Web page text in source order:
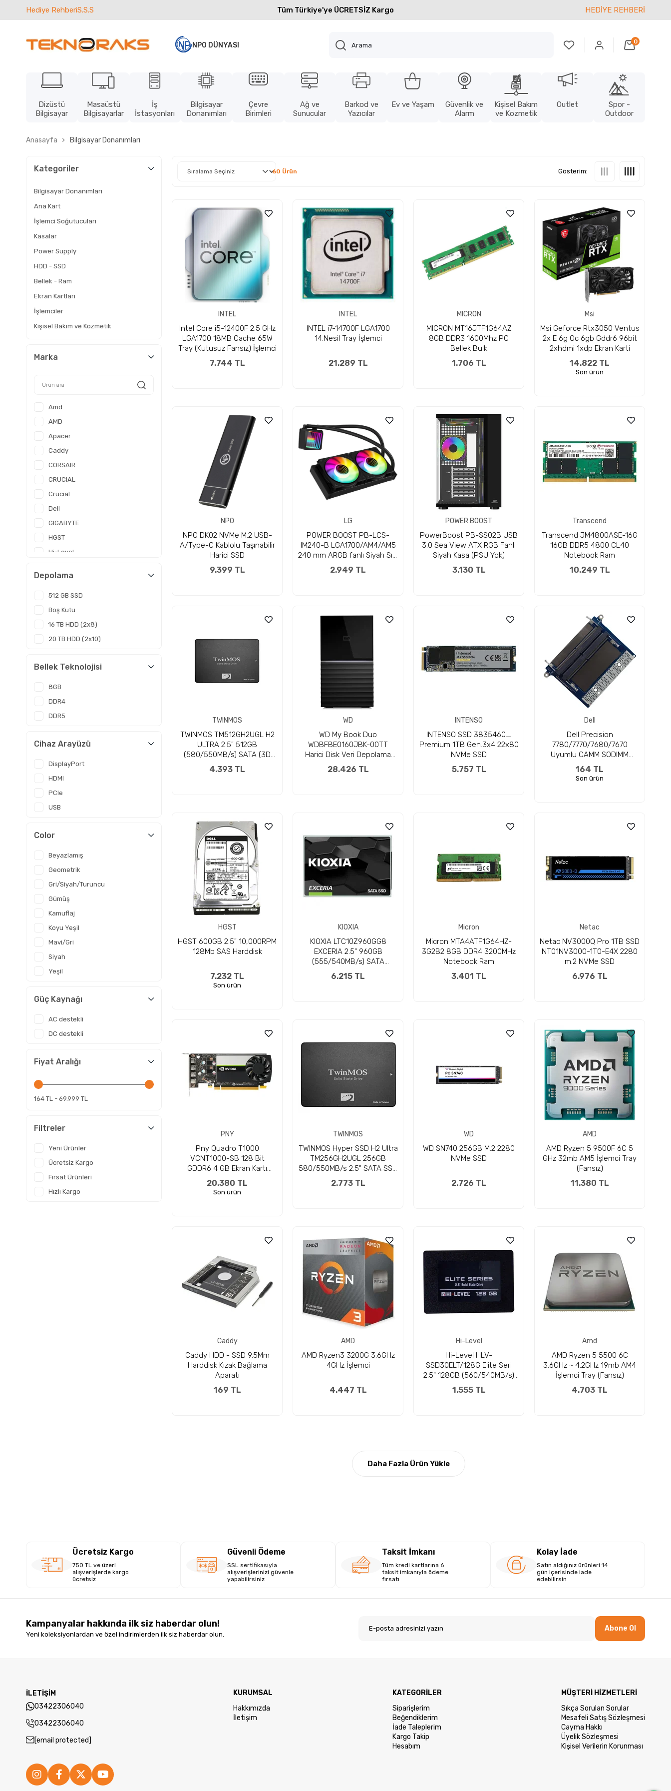
Hediye RehberiS.S.S Tüm Türkiye'ye ÜCRETSİZ Kargo HEDİYE REHBERİ
NPO DÜNYASI 0
Dizüstü
Bilgisayar
Masaüstü
Bilgisayarlar
İş
İstasyonları
Bilgisayar
Donanımları
Çevre
Birimleri
Ağ ve
Sunucular
Barkod ve
Yazıcılar
Ev ve Yaşam
Güvenlik ve
Alarm
Kişisel Bakım
ve Kozmetik
Outlet
Spor -
Outdoor
Anasayfa Bilgisayar Donanımları
Kategoriler
Bilgisayar Donanımları
Ana Kart
İşlemci Soğutucuları
Kasalar
Power Supply
HDD - SSD
Bellek - Ram
Ekran Kartları
İşlemciler
Kişisel Bakım ve Kozmetik
GÜNEŞ XML
Kategorisiz
Ağ ve Sunucular
Barkod ve Yazıcılar
Güvenlik ve Alarm
Outlet
Marka
Amd
AMD
Apacer
Caddy
CORSAIR
CRUCIAL
Crucial
Dell
GIGABYTE
HGST
Hi-Level
KIOXIA
Kingston
Depolama
512 GB SSD
Boş Kutu
16 TB HDD (2x8)
20 TB HDD (2x10)
Bellek Teknolojisi
8GB
DDR4
DDR5
Cihaz Arayüzü
DisplayPort
HDMI
PCIe
USB
Color
Beyazlamış
Geometrik
Gri/Siyah/Turuncu
Gümüş
Kamuflaj
Koyu Yeşil
Mavi/Gri
Siyah
Yeşil
Güç Kaynağı
AC destekli
DC destekli
Fiyat Aralığı
164 TL - 69.999 TL
Filtreler
Yeni Ürünler
Ücretsiz Kargo
Fırsat Ürünleri
Hızlı Kargo
60 Ürün
INTEL
Intel Core i5-12400F 2.5 GHz
LGA1700 18MB Cache 65W
Tray (Kutusuz Fansız) İşlemci
7.744 TL
INTEL
INTEL i7-14700F LGA1700
14.Nesil Tray İşlemci
21.289 TL
MICRON
MICRON MT16JTF1G64AZ
8GB DDR3 1600Mhz PC
Bellek Bulk
1.706 TL
Msi
Msi Geforce Rtx3050 Ventus
2x E 6g Oc 6gb Gddr6 96bit
2xhdmi 1xdp Ekran Karti
14.822 TL
Son ürün
NPO
NPO DK02 NVMe M.2 USB-
A/Type-C Kablolu Taşınabilir
Harici SSD
9.399 TL
LG
POWER BOOST PB-LCS-
IM240-B LGA1700/AM4/AM5
240 mm ARGB fanlı Siyah Sıvı
Soğutma
2.949 TL
POWER BOOST
PowerBoost PB-SS02B USB
3.0 Sea View ATX RGB Fanlı
Siyah Kasa (PSU Yok)
3.130 TL
Transcend
Transcend JM4800ASE-16G
16GB DDR5 4800 CL40
Notebook Ram
10.249 TL
TWINMOS
TWINMOS TM512GH2UGL H2
ULTRA 2.5" 512GB
(580/550MB/s) SATA (3D
NAND) SSD Disk (Gri)
4.393 TL
WD
WD My Book Duo
WDBFBE0160JBK-00TT
Harici Disk Veri Depolama
Ünitesi
28.426 TL
INTENSO
INTENSO SSD 3835460_
Premium 1TB Gen.3x4 22x80
NVMe SSD
5.757 TL
Dell
Dell Precision
7780/7770/7680/7670
Uyumlu CAMM SODIMM
Notebook Bellek Yuvası
164 TL
Son ürün
HGST
HGST 600GB 2.5" 10,000RPM
128Mb SAS Harddisk
7.232 TL
Son ürün
KIOXIA
KIOXIA LTC10Z960GG8
EXCERIA 2.5" 960GB
(555/540MB/s) SATA
(TLC) SSD Disk
6.215 TL
Micron
Micron MTA4ATF1G64HZ-
3G2B2 8GB DDR4 3200MHz
Notebook Ram
3.401 TL
Netac
Netac NV3000Q Pro 1TB SSD
NT01NV3000-1T0-E4X 2280
m.2 NVMe SSD
6.976 TL
PNY
Pny Quadro T1000
VCNT1000-SB 128 Bit
GDDR6 4 GB Ekran Kartı
(Aksesuarsız )
20.380 TL
Son ürün
TWINMOS
TWINMOS Hyper SSD H2 Ultra
TM256GH2UGL 256GB
580/550MB/s 2.5" SATA SSD
Disk
2.773 TL
WD
WD SN740 256GB M.2 2280
NVMe SSD
2.726 TL
AMD
AMD Ryzen 5 9500F 6C 5
GHz 32mb AM5 İşlemci Tray
(Fansız)
11.380 TL
Caddy
Caddy HDD - SSD 9.5Mm
Harddisk Kızak Bağlama
Aparatı
169 TL
AMD
AMD Ryzen3 3200G 3.6GHz
4GHz İşlemci
4.447 TL
Hi-Level
Hi-Level HLV-
SSD30ELT/128G Elite Seri
2.5" 128GB (560/540MB/s)
SATA SSD Disk
1.555 TL
Amd
AMD Ryzen 5 5500 6C
3.6GHz ~ 4.2GHz 19mb AM4
İşlemci Tray (Fansız)
4.703 TL
Daha Fazla Ürün Yükle
Ücretsiz Kargo
750 TL ve üzeri
alışverişlerde kargo
ücretsiz
Güvenli Ödeme
SSL sertifikasıyla
alışverişlerinizi güvenle
yapabilirsiniz
Taksit İmkanı
Tüm kredi kartlarına 6
taksit imkanıyla ödeme
fırsatı
Kolay İade
Satın aldığınız ürünleri 14
gün içerisinde iade
edebilirsin
Kampanyalar hakkında ilk siz haberdar olun!
Yeni koleksiyonlardan ve özel indirimlerden ilk siz haberdar olun.
Abone Ol
İLETİŞİM
03422306040
03422306040
[email protected]
KURUMSAL
Hakkımızda
İletişim
KATEGORİLER
Siparişlerim
Beğendiklerim
İade Taleplerim
Kargo Takip
Hesabım
MÜŞTERİ HİZMETLERİ
Sıkça Sorulan Sorular
Mesafeli Satış Sözleşmesi
Cayma Hakkı
Üyelik Sözleşmesi
Kişisel Verilerin Korunması